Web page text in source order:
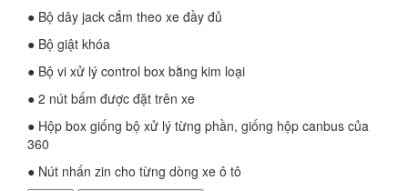
9.800.000₫. là:
● Bộ dây jack cắm theo xe đầy đủ
● Bộ giật khóa
● Bộ vi xử lý control box bằng kim loại
● 2 nút bấm được đặt trên xe
● Hộp box giống bộ xử lý từng phần, giống hộp canbus của
360
● Nút nhấn zin cho từng dòng xe ô tô